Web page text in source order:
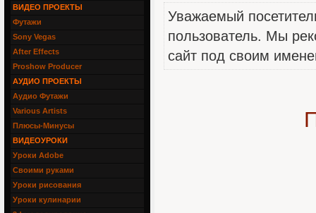
Уважаемый
пользователь. Мы
сайт под своим
ВИДЕО ПРОЕКТЫ
Футажи
Sony Vegas
After Effects
Proshow Producer
АУДИО ПРОЕКТЫ
Аудио Футажи
Various Artists
Плюсы-Минусы
ВИДЕОУРОКИ
Уроки Adobe
Своими руками
Уроки рисования
Уроки кулинарии